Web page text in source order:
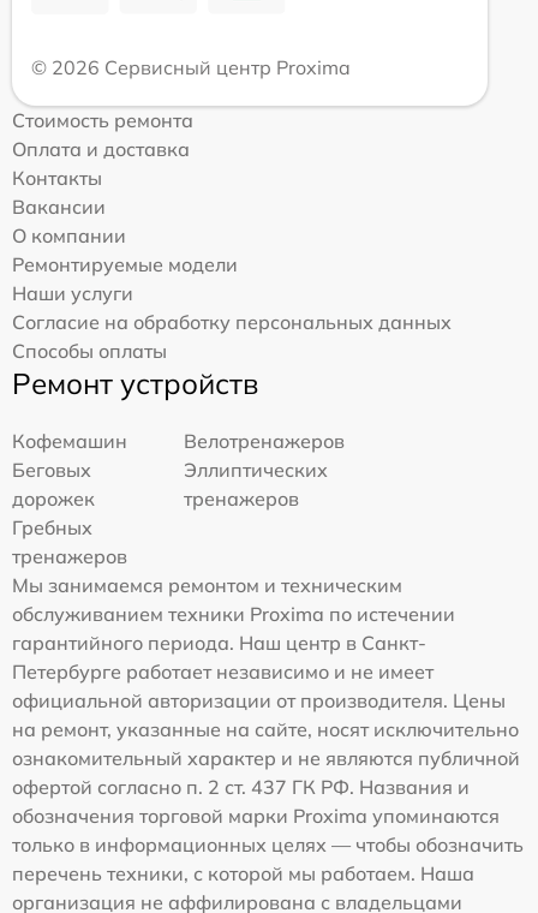
© 2026 Сервисный центр Proxima
Стоимость ремонта
Оплата и доставка
Контакты
Вакансии
О компании
Ремонтируемые модели
Наши услуги
Согласие на обработку персональных данных
Способы оплаты
Ремонт устройств
Кофемашин
Велотренажеров
Беговых
дорожек
Эллиптических
тренажеров
Гребных
тренажеров
Мы занимаемся ремонтом и техническим
обслуживанием техники Proxima по истечении
гарантийного периода. Наш центр в Санкт-
Петербурге работает независимо и не имеет
официальной авторизации от производителя. Цены
на ремонт, указанные на сайте, носят исключительно
ознакомительный характер и не являются публичной
офертой согласно п. 2 ст. 437 ГК РФ. Названия и
обозначения торговой марки Proxima упоминаются
только в информационных целях — чтобы обозначить
перечень техники, с которой мы работаем. Наша
организация не аффилирована с владельцами